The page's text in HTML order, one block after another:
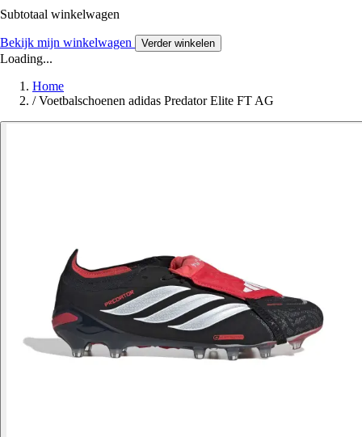
Subtotaal winkelwagen
Bekijk mijn winkelwagen Verder winkelen
Loading...
Home
/ Voetbalschoenen adidas Predator Elite FT AG